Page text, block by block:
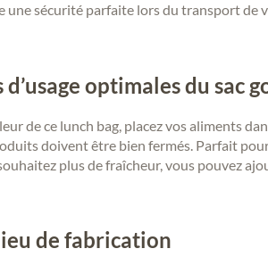
une sécurité parfaite lors du transport de
optimales du sac
de ce lunch bag, placez vos aliments
doivent être bien fermés. Parfait
plus de fraîcheur, vous pouvez
de fabrication